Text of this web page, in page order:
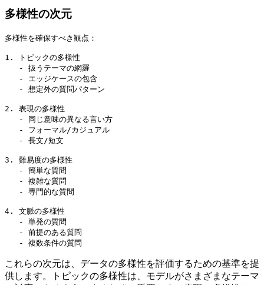
多様性の次元
多様性を確保すべき観点：
1. トピックの多様性
   - 扱うテーマの網羅
   - エッジケースの包含
   - 想定外の質問パターン
2. 表現の多様性
   - 同じ意味の異なる言い方
   - フォーマル/カジュアル
   - 長文/短文
3. 難易度の多様性
   - 簡単な質問
   - 複雑な質問
   - 専門的な質問
4. 文脈の多様性
   - 単発の質問
   - 前提のある質問
これらの次元は、データの多様性を評価するための基準を提
供します。トピックの多様性は、モデルがさまざまなテーマ